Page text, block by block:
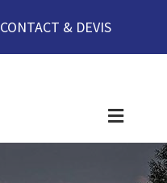
CONTACT & DEVIS